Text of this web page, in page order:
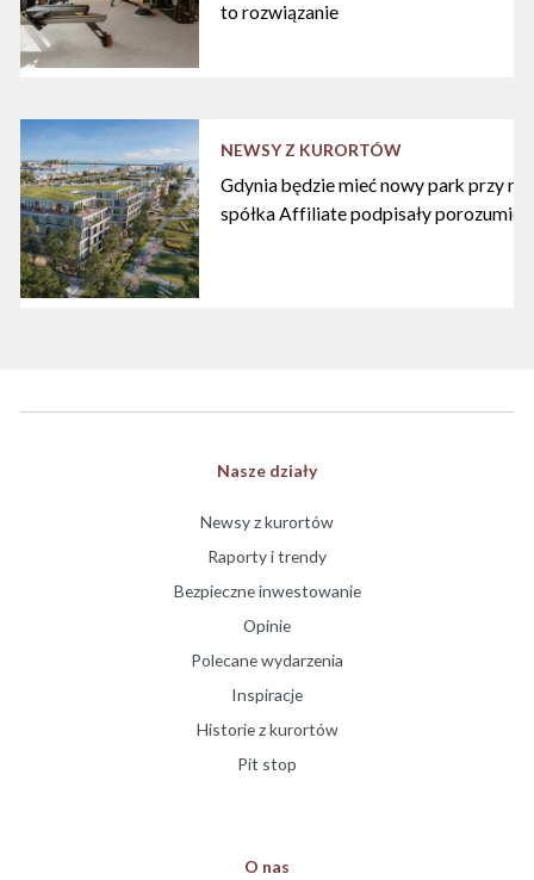
to rozwiązanie
NEWSY Z KURORTÓW
Gdynia będzie mieć nowy park przy
spółka Affiliate podpisały
Nasze działy
Newsy z kurortów
Raporty i trendy
Bezpieczne inwestowanie
Opinie
Polecane wydarzenia
Inspiracje
Historie z kurortów
Pit stop
O nas